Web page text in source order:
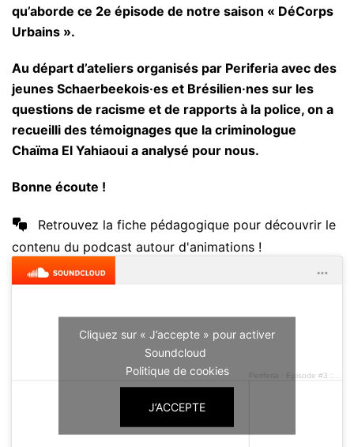
qu’aborde ce 2e épisode de notre saison « DéCorps
Urbains ».
Au départ d’ateliers organisés par Periferia avec des
jeunes Schaerbeekois·es et Brésilien·nes sur les
questions de racisme et de rapports à la police, on a
recueilli des témoignages que la criminologue
Chaïma El Yahiaoui a analysé pour nous.
Bonne écoute !
Retrouvez la fiche pédagogique pour découvrir le
contenu du podcast autour d'animations !
Periferia Episode #3 : Police des corps, mais qui protèges-tu ?
Cliquez sur « J’accepte » pour activer
Soundcloud
Politique de cookies
J’ACCEPTE